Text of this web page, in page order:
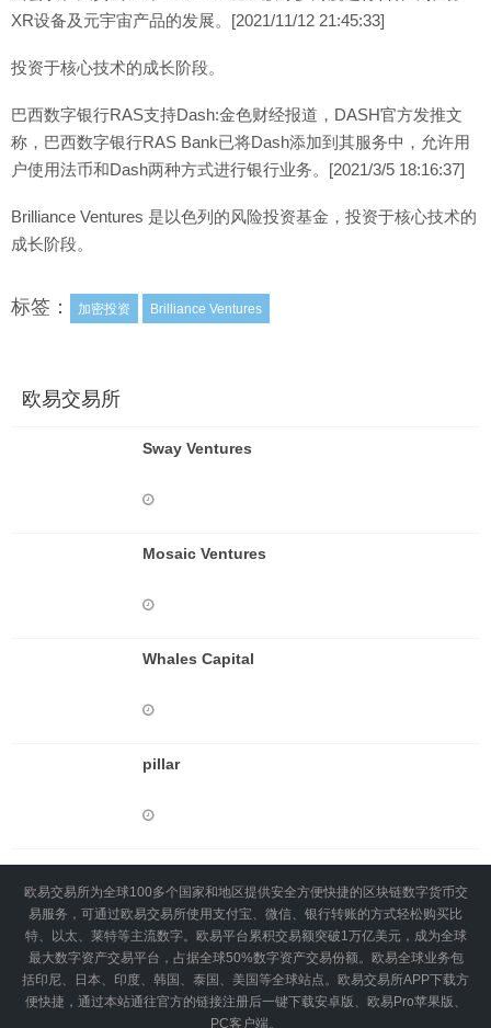
XR设备及元宇宙产品的发展。[2021/11/12 21:45:33]
投资于核心技术的成长阶段。
巴西数字银行RAS支持Dash:金色财经报道，DASH官方发推文
称，巴西数字银行RAS Bank已将Dash添加到其服务中，允许用
户使用法币和Dash两种方式进行银行业务。[2021/3/5 18:16:37]
Brilliance Ventures 是以色列的风险投资基金，投资于核心技术的
成长阶段。
标签： 加密投资 Brilliance Ventures
欧易交易所
Sway Ventures
Mosaic Ventures
Whales Capital
pillar
欧易交易所为全球100多个国家和地区提供安全方便快捷的区块链数字货币交
易服务，可通过欧易交易所使用支付宝、微信、银行转账的方式轻松购买比
特、以太、莱特等主流数字。欧易平台累积交易额突破1万亿美元，成为全球
最大数字资产交易平台，占据全球50%数字资产交易份额。欧易全球业务包
括印尼、日本、印度、韩国、泰国、美国等全球站点。欧易交易所APP下载方
便快捷，通过本站通往官方的链接注册后一键下载安卓版、欧易Pro苹果版、
PC客户端。